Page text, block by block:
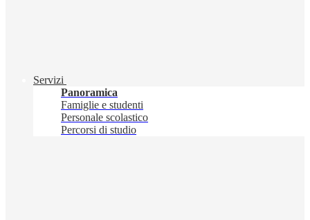
Servizi
Panoramica
Famiglie e studenti
Personale scolastico
Percorsi di studio